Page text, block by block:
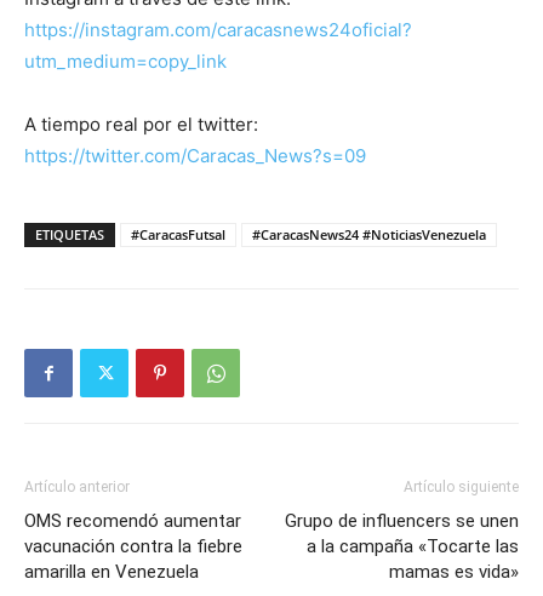
https://instagram.com/caracasnews24oficial?
utm_medium=copy_link
A tiempo real por el twitter:
https://twitter.com/Caracas_News?s=09
ETIQUETAS #CaracasFutsal #CaracasNews24 #NoticiasVenezuela
Artículo anterior
OMS recomendó aumentar
vacunación contra la fiebre
amarilla en Venezuela
Artículo siguiente
Grupo de influencers se unen
a la campaña «Tocarte las
mamas es vida»